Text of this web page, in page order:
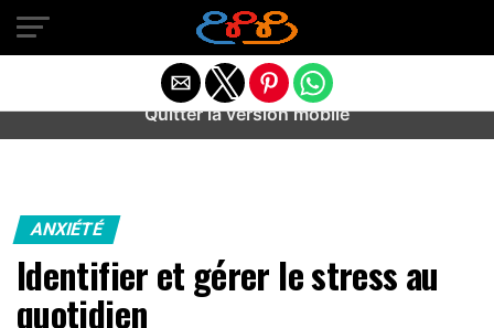
Warning
: preg_match(): Unknown modifier '/' in
/home/u589487443/domains/aideanxietestress.fr/
content/plugins/idev-post-views/includes/class-bots.php
ANXIÉTÉ
Identifier et gérer le stress au
quotidien
Quitter la version mobile